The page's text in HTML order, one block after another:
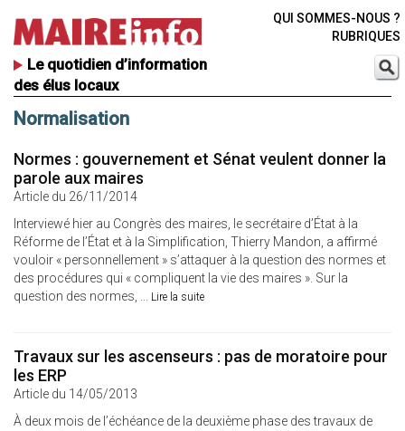
Le quotidien d’information
des élus locaux
QUI SOMMES-NOUS ?
RUBRIQUES
Normalisation
Normes : gouvernement et Sénat veulent donner la
parole aux maires
Article du 26/11/2014
Interviewé hier au Congrès des maires, le secrétaire d’État à la
Réforme de l’État et à la Simplification, Thierry Mandon, a affirmé
vouloir « personnellement » s’attaquer à la question des normes et
des procédures qui « compliquent la vie des maires ». Sur la
question des normes, ... Lire la suite
Travaux sur les ascenseurs : pas de moratoire pour
les ERP
Article du 14/05/2013
À deux mois de l’échéance de la deuxième phase des travaux de